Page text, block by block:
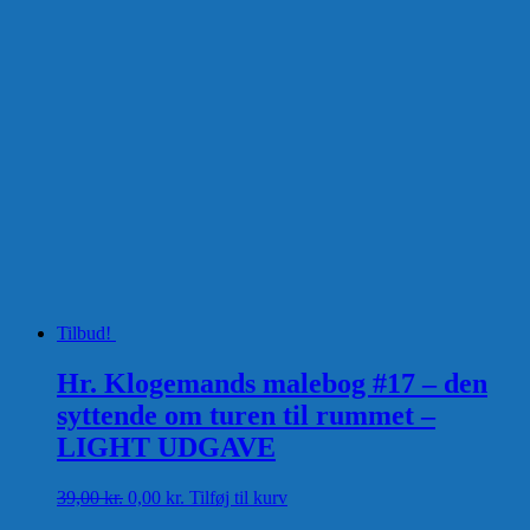
Tilbud!
Hr. Klogemands malebog #17 – den
syttende om turen til rummet –
LIGHT UDGAVE
39,00kr. Den
0,00 kr. Den
Tilføj til kurv